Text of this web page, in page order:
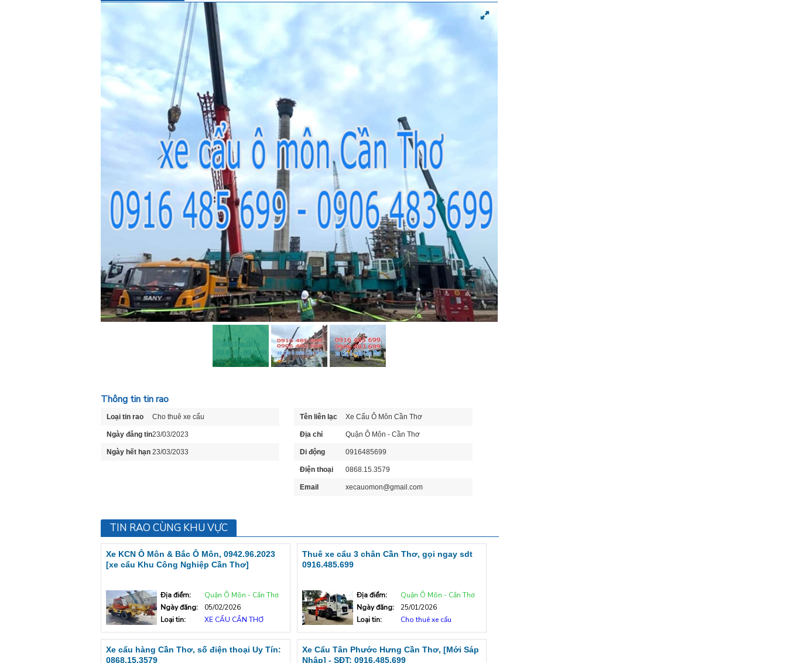
Thông tin tin rao
Loại tin rao Cho thuê xe cẩu
Ngày đăng tin23/03/2023
Ngày hết hạn 23/03/2033
Tên liên lạc Xe Cẩu Ô Môn Cần Thơ
Địa chỉ Quận Ô Môn - Cần Thơ
Di động 0916485699
Điện thoại 0868.15.3579
Email xecauomon@gmail.com
TIN RAO CÙNG KHU VỰC
Xe KCN Ô Môn & Bắc Ô Môn, 0942.96.2023
[xe cẩu Khu Công Nghiệp Cần Thơ]
Địa điểm:
Quận Ô Môn - Cần Thơ
Ngày đăng:
05/02/2026
Loại tin:
XE CẨU CẦN THƠ
Thuê xe cẩu 3 chân Cần Thơ, gọi ngay sdt
0916.485.699
Địa điểm:
Quận Ô Môn - Cần Thơ
Ngày đăng:
25/01/2026
Loại tin:
Cho thuê xe cẩu
Xe cẩu hàng Cần Thơ, số điện thoại Uy Tín:
0868.15.3579
Xe Cẩu Tân Phước Hưng Cần Thơ, [Mới Sáp
Nhập] - SĐT: 0916.485.699